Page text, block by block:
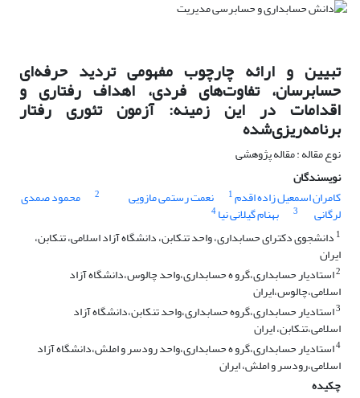
تبیین و ارائه چارچوب مفهومی تردید حرفه‌ای
حسابرسان، تفاوت‌های فردی، اهداف رفتاری و
اقدامات در این زمینه: آزمون تئوری رفتار
برنامه‌ریزی‌شده
نوع مقاله : مقاله پژوهشی
نویسندگان
کامران اسمعیل زاده اقدم1 نعمت رستمی مازویی 2 محمود صمدی
لرگانی 3 بهنام گیلانی نیا4
1 دانشجوی دکترای حسابداری، واحد تنکابن، دانشگاه آزاد اسلامی، تنکابن،
ایران
2استادیار حسابداری،گرو ه حسابداری،واحد چالوس،دانشگاه آزاد
اسلامی،چالوس،ایران
3استادیار حسابداری،گروه حسابداری،واحد تنکابن،دانشگاه آزاد
اسلامی،تنکابن، ایران
4استادیار حسابداری،گرو ه حسابداری،واحد رودسر و املش،دانشگاه آزاد
اسلامی،رودسر و املش، ایران
چکیده